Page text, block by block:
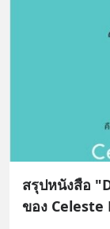
สรุปหนังสือ
ของ Celeste